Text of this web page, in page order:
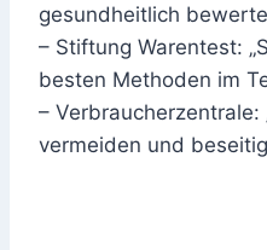
gesundheitlich
– Stiftung Warentest:
besten Methoden im
– Verbraucherzentrale:
vermeiden und